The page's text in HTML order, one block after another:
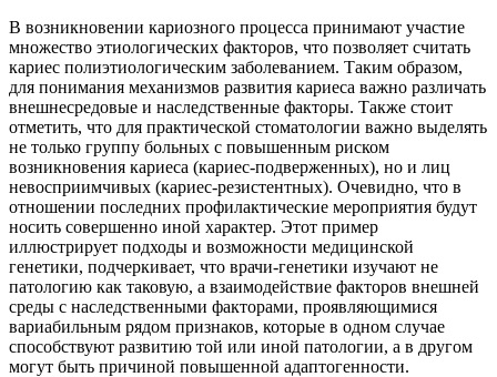
В возникновении кариозного процесса принимают участие
множество этиологических факторов, что позволяет считать
кариес полиэтиологическим заболеванием. Таким образом,
для понимания механизмов развития кариеса важно различать
внешнесредовые и наследственные факторы. Также стоит
отметить, что для практической стоматологии важно выделять
не только группу больных с повышенным риском
возникновения кариеса (кариес-подверженных), но и лиц
невосприимчивых (кариес-резистентных). Очевидно, что в
отношении последних профилактические мероприятия будут
носить совершенно иной характер. Этот пример
иллюстрирует подходы и возможности медицинской
генетики, подчеркивает, что врачи-генетики изучают не
патологию как таковую, а взаимодействие факторов внешней
среды с наследственными факторами, проявляющимися
вариабильным рядом признаков, которые в одном случае
способствуют развитию той или иной патологии, а в другом
могут быть причиной повышенной адаптогенности.